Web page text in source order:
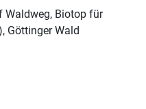
Waldweg, Biotop für
Göttinger Wald